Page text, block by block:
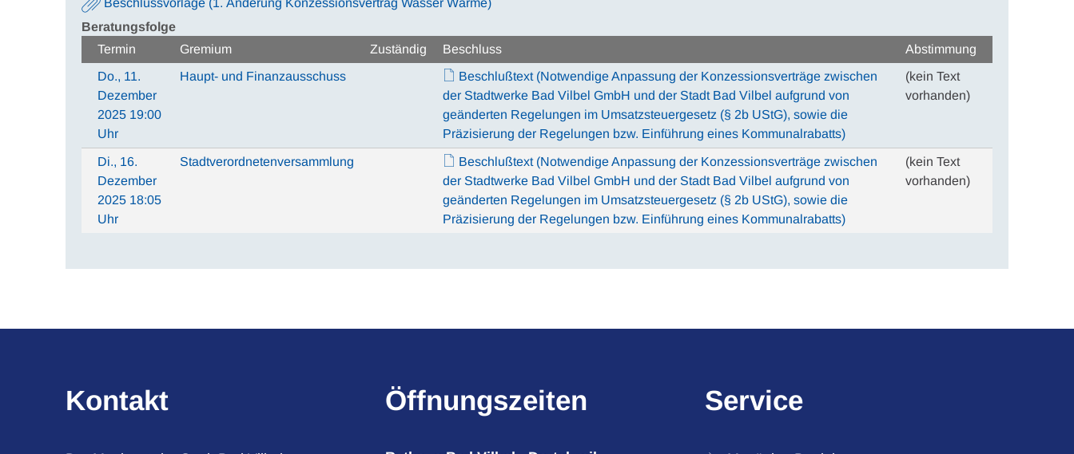
Beratungsfolge
Termin
Gremium Zuständig Beschluss
Abstimmung
Do., 11.
Dezember
2025 19:00
Uhr
Haupt- und Finanzausschuss
Beschlußtext (Notwendige Anpassung der Konzessionsverträge zwischen
der Stadtwerke Bad Vilbel GmbH und der Stadt Bad Vilbel aufgrund von
geänderten Regelungen im Umsatzsteuergesetz (§ 2b UStG), sowie die
Präzisierung der Regelungen bzw. Einführung eines Kommunalrabatts)
(kein Text
vorhanden)
Di., 16.
Dezember
2025 18:05
Uhr
Stadtverordnetenversammlung
Beschlußtext (Notwendige Anpassung der Konzessionsverträge zwischen
der Stadtwerke Bad Vilbel GmbH und der Stadt Bad Vilbel aufgrund von
geänderten Regelungen im Umsatzsteuergesetz (§ 2b UStG), sowie die
Präzisierung der Regelungen bzw. Einführung eines Kommunalrabatts)
(kein Text
vorhanden)
Kontakt Öffnungszeiten Service